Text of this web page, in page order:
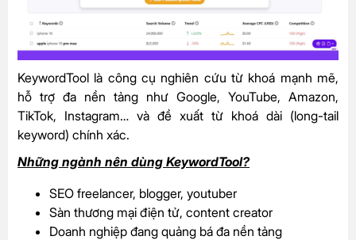
KeywordTool là công cụ nghiên cứu từ khoá mạnh mẽ,
hỗ trợ đa nền tảng như Google, YouTube, Amazon,
TikTok, Instagram… và đề xuất từ khoá dài (long-tail
keyword) chính xác.
Những ngành nên dùng KeywordTool?
SEO freelancer, blogger, youtuber
Sàn thương mại điện tử, content creator
Doanh nghiệp đang quảng bá đa nền tảng